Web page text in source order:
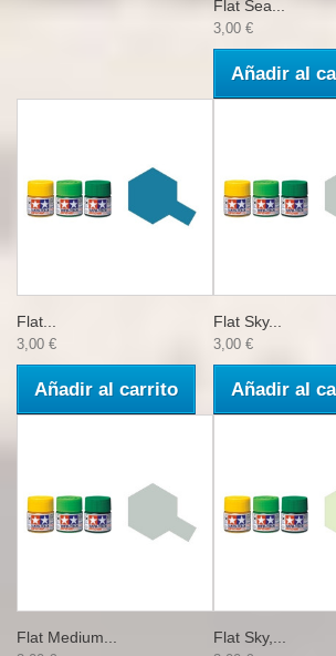
Flat Sea...
3,00 €
Añadir al
Flat...
3,00 €
Añadir al carrito
Flat Sky...
3,00 €
Añadir al
Flat Medium... Flat Sky,...